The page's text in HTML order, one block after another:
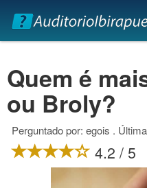
Quem é
ou Broly?
Perguntado por: egois .
4.2 / 5